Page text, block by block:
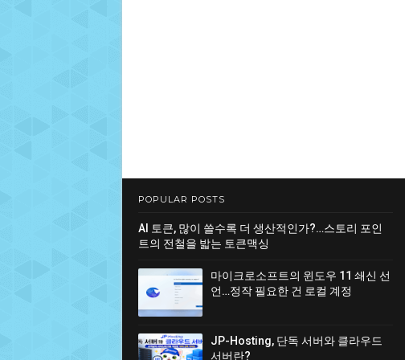
POPULAR POSTS
AI 토큰, 많이 쓸수록 더 생산적인가?…스토리 포인
트의 전철을 밟는 토큰맥싱
마이크로소프트의 윈도우 11 쇄신 선
언…정작 필요한 건 로컬 계정
JP-Hosting, 단독 서버와 클라우드
서버란?